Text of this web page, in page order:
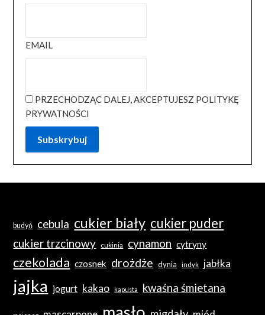
EMAIL
PRZECHODZĄC DALEJ, AKCEPTUJESZ POLITYKĘ
PRYWATNOŚCI
budyń cebula cukier biały cukier puder
cukier trzcinowy cukinia cynamon cytryny
czekolada czosnek drożdże dynia indyk jabłka
jajka jogurt kakao kapusta kwaśna śmietana